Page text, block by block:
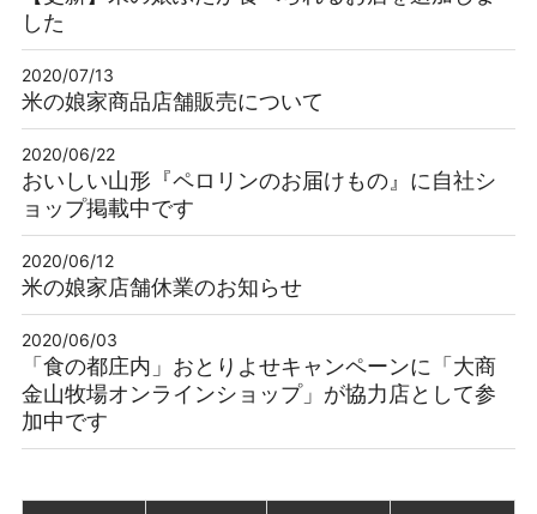
した
2020/07/13
米の娘家商品店舗販売について
2020/06/22
おいしい山形『ペロリンのお届けもの』に自社シ
ョップ掲載中です
2020/06/12
米の娘家店舗休業のお知らせ
2020/06/03
「食の都庄内」おとりよせキャンペーンに「大商
金山牧場オンラインショップ」が協力店として参
加中です